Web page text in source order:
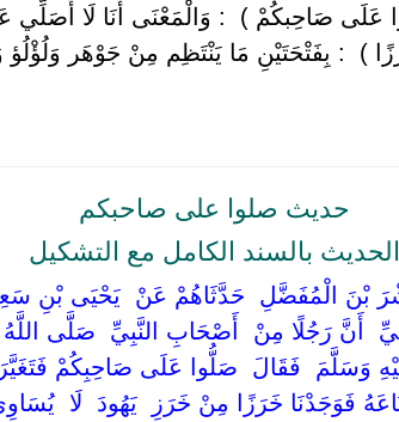
صَاحِبكُمْ ) ‏ ‏: وَالْمَعْنَى أَنَا لَا أُصَلِّي
) ‏ ‏: بِفَتْحَتَيْنِ مَا يَنْتَظِم مِنْ جَوْهَر وَلُؤْلُؤ
حديث صلوا على صاحبكم
الحديث بالسند الكامل مع التشكيل
بْنَ الْمُفَضَّلِ ‏ ‏حَدَّثَاهُمْ عَنْ ‏ ‏يَحْيَى بْنِ
‏أَنَّ رَجُلًا مِنْ ‏ ‏أَصْحَابِ النَّبِيِّ ‏ ‏صَلَّى اللَّهُ
وَسَلَّمَ ‏ ‏فَقَالَ ‏ ‏صَلُّوا عَلَى صَاحِبِكُمْ
فَوَجَدْنَا خَرَزًا مِنْ خَرَزِ ‏ ‏يَهُودَ ‏ ‏لَا